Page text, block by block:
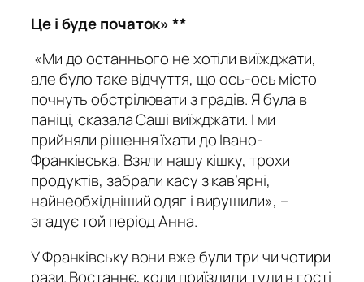
Це і буде початок» **
«Ми до останнього не хотіли виїжджати,
але було таке відчуття, що ось-ось місто
почнуть обстрілювати з градів. Я була в
паніці, сказала Саші виїжджати. І ми
прийняли рішення їхати до Івано-
Франківська. Взяли нашу кішку, трохи
продуктів, забрали касу з кав’ярні,
найнеобхідніший одяг і вирушили», –
згадує той період Анна.
У Франківську вони вже були три чи чотири
рази. Востаннє, коли приїздили туди в гості